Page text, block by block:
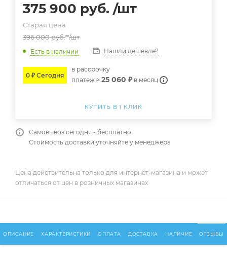
375 900 руб. /шт
Старая цена
396 000руб. /шт
Есть в наличии Нашли дешевле?
0 ₽ Сегодня
в расcрочку
платеж ≈ 25 060 ₽ в месяц
КУПИТЬ В 1 КЛИК
Самовывоз сегодня - бесплатно
Стоимость доставки уточняйте у менеджера
Цена действительна только для интернет-магазина и может
отличаться от цен в розничных магазинах
ОПИСАНИЕ ХАРАКТЕРИСТИКИ ОПЛАТА ДОСТАВКА НАЛИЧИЕ ОТЗЫВЫ